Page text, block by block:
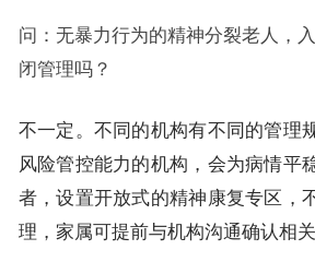
问：无暴力行为的精神分裂老人，
闭管理吗？
不一定。不同的机构有不同的管理
风险管控能力的机构，会为病情平
者，设置开放式的精神康复专区，
理，家属可提前与机构沟通确认相关